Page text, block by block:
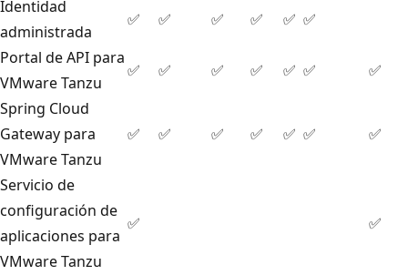
Identidad
administrada
✅ ✅ ✅ ✅ ✅ ✅
Portal de API para
VMware Tanzu
✅ ✅ ✅ ✅ ✅ ✅
✅
Spring Cloud
Gateway para
VMware Tanzu
✅ ✅ ✅ ✅ ✅ ✅ ✅
Servicio de
configuración de
aplicaciones para
VMware Tanzu
✅ ✅